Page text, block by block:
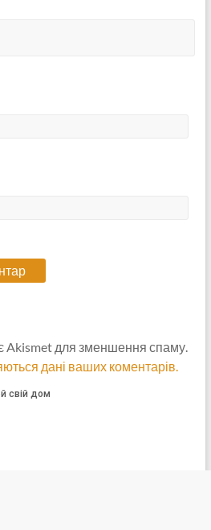
Akismet для зменшення спаму.
дані ваших коментарів.